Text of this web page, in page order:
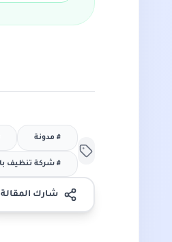
# مدونة
#شركة تنظيف
شارك المقالة